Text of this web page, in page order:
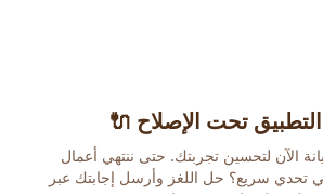
تحت الإصلاح 🔌
الآن لتحسين تجربتك. حتى ننتهي أعمال
تحدي سريع؟ حل اللغز وأرسل إجابتك عبر